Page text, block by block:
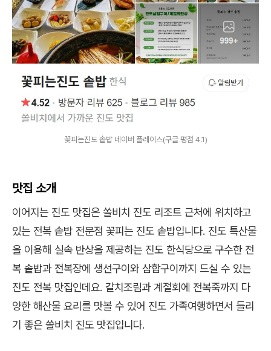
꽃피는진도 솥밥 네이버 플레이스(구글 평점 4.1)
맛집 소개
이어지는 진도 맛집은 쏠비치 진도 리조트 근처에 위치하고
있는 전복 솥밥 전문점 꽃피는 진도 솥밥입니다. 진도 특산물
을 이용해 실속 반상을 제공하는 진도 한식당으로 구수한 전
복 솥밥과 전복장에 생선구이와 삼합구이까지 드실 수 있는
진도 전복 맛집인데요. 갈치조림과 계절회에 전복죽까지 다
양한 해산물 요리를 맛볼 수 있어 진도 가족여행하면서 들리
기 좋은 쏠비치 진도 맛집입니다.